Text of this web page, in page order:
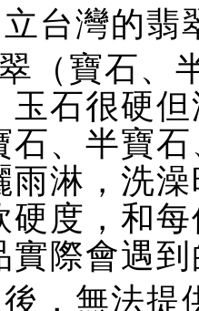
台灣的翡
（寶石、
玉石很硬
石、半寶
雨淋，洗
硬度，和
實際會遇
，無法提